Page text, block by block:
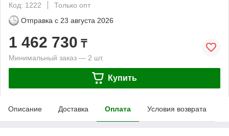
Код: 1222
Только опт
Отправка с 23 августа 2026
1 462 730 ₸
Минимальный заказ — 2 шт.
Купить
Описание Доставка Оплата Условия возврата